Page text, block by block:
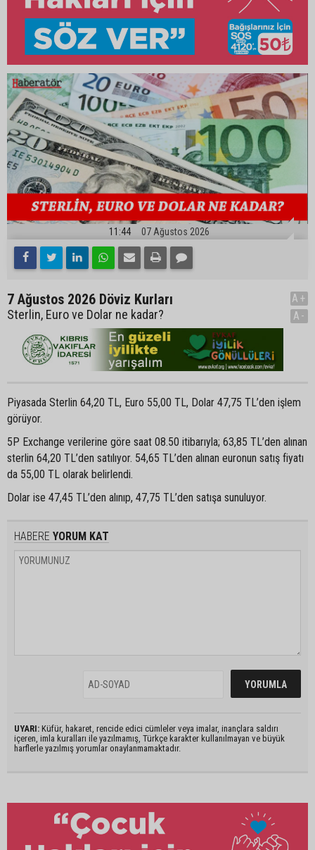
11:44 07 Ağustos 2026
7 Ağustos 2026 Döviz Kurları
Sterlin, Euro ve Dolar ne kadar?
A+
A-
Piyasada Sterlin 64,20 TL, Euro 55,00 TL, Dolar 47,75 TL’den işlem
görüyor.
5P Exchange verilerine göre saat 08.50 itibarıyla; 63,85 TL’den alınan
sterlin 64,20 TL’den satılıyor. 54,65 TL’den alınan euronun satış fiyatı
da 55,00 TL olarak belirlendi.
Dolar ise 47,45 TL’den alınıp, 47,75 TL’den satışa sunuluyor.
HABERE YORUM KAT
UYARI: Küfür, hakaret, rencide edici cümleler veya imalar, inançlara saldırı
içeren, imla kuralları ile yazılmamış, Türkçe karakter kullanılmayan ve büyük
harflerle yazılmış yorumlar onaylanmamaktadır.